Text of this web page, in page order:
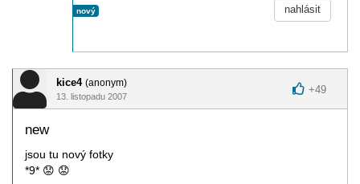
nový nahlásit
kice4 (anonym)
13. listopadu 2007
+49
new
jsou tu nový fotky
*9* 😟 😟